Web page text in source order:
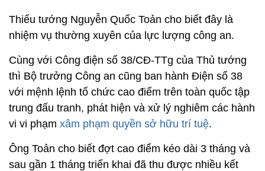
Thiếu tướng Nguyễn Quốc Toản cho biết đây là
nhiệm vụ thường xuyên của lực lượng công an.
Cùng với Công điện số 38/CĐ-TTg của Thủ tướng
thì Bộ trưởng Công an cũng ban hành Điện số 38
với mệnh lệnh tổ chức cao điểm trên toàn quốc tập
trung đấu tranh, phát hiện và xử lý nghiêm các hành
vi vi phạm xâm phạm quyền sở hữu trí tuệ.
Ông Toản cho biết đợt cao điểm kéo dài 3 tháng và
sau gần 1 tháng triển khai đã thu được nhiều kết